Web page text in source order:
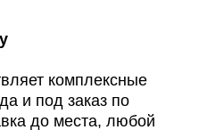
комплексные
и под заказ по
до места, любой